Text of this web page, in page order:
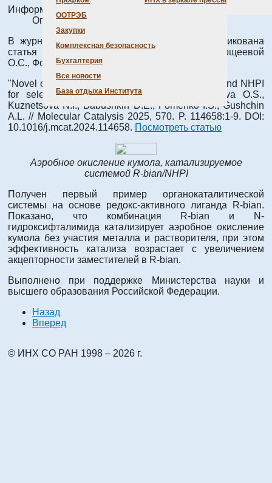
ООТРЭБ
Закупки
Комплексная безопасность
Бухгалтерия
Все новости
База отдыха Института
Информация о материале
Опубликовано: 17 ноября 2025
В журнале
Molecular Catalysis
(ИФ 4,9) опубликована
статья с участием сотрудников Института Кощеевой
О.С., Фоменко Я.С. и Гущина А.Л.
"Novel organocatalytic system of R-bian, R-mian and NHPI
for selective oxidation of cumene”, Koshcheeva O.S.,
Kuznetsova N.I., Babushkin D.E., Fomenko I.S., Gushchin
A.L. // Molecular Catalysis 2025, 570. P. 114658:1-9. DOI:
10.1016/j.mcat.2024.114658. Посмотреть статью
Аэробное окисление кумола, катализируемое
системой R-bian/NHPI
Получен первый пример органокаталитической
системы на основе редокс-активного лиганда R-bian.
Показано, что комбинация R-bian и N-
гидроксифталимида катализирует аэробное окисление
кумола без участия металла и растворителя, при этом
эффективность катализа возрастает с увеличением
акцепторности заместителей в R-bian.
Выполнено при поддержке Министерства науки и
высшего образования Российской Федерации.
Назад
Вперед
© ИНХ СО РАН 1998 – 2026 г.